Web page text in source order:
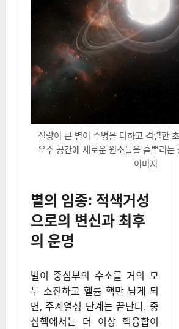
질량이 큰 별이 수명을 다하고 격렬한
우주 공간에 새로운 원소들을 흩뿌리
이미지
별의 임종: 적색거성
으로의 변신과 최후
의 운명
별이 중심부의 수소를 거의 모
두 소진하고 헬륨 핵만 남게 되
면, 주계열성 단계는 끝난다. 중
심핵에서는 더 이상 핵융합이